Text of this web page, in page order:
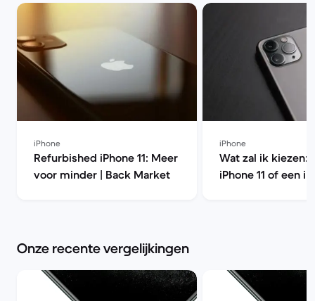
iPhone
Refurbished iPhone 11: Meer
voor minder | Back Market
iPhone
Wat zal ik kiezen:
iPhone 11 of een
Onze recente vergelijkingen